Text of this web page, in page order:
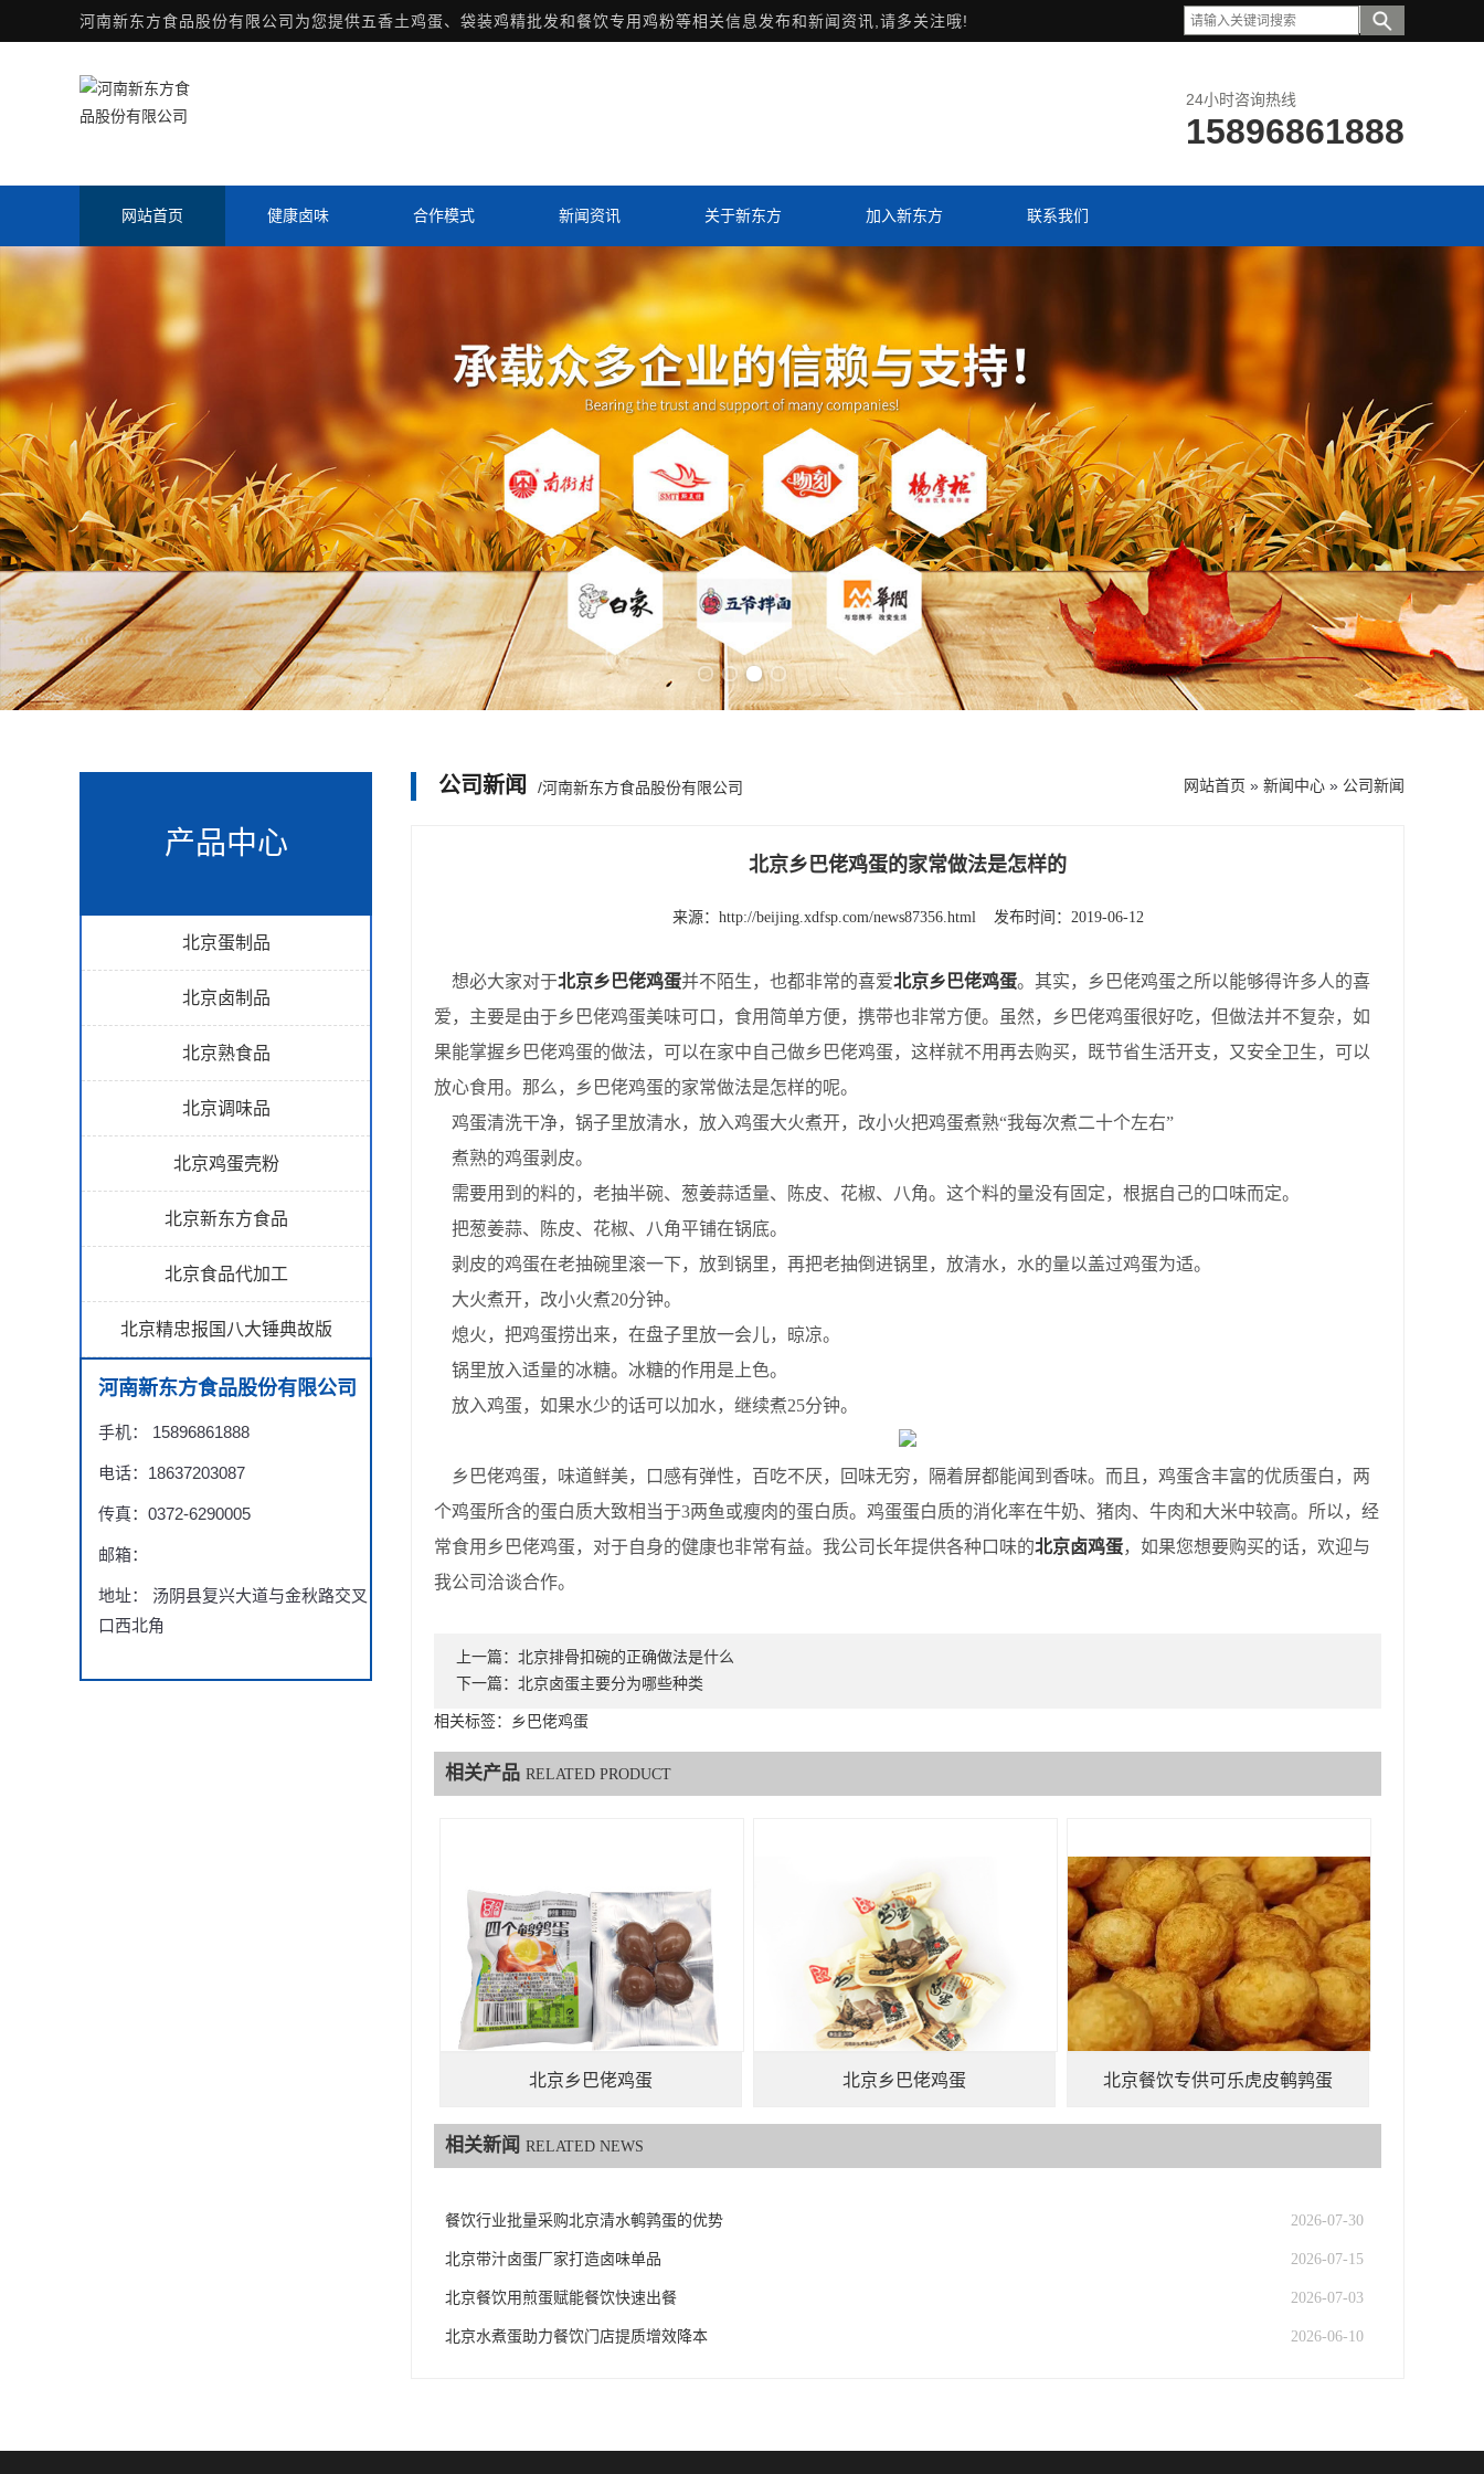
河南新东方食品股份有限公司为您提供五香土鸡蛋、袋装鸡精批发和餐饮专用鸡粉等相关信息发布和新闻资讯,请多关注哦!
24小时咨询热线
15896861888
网站首页 健康卤味 合作模式 新闻资讯 关于新东方 加入新东方 联系我们
产品中心
北京蛋制品
北京卤制品
北京熟食品
北京调味品
北京鸡蛋壳粉
北京新东方食品
北京食品代加工
北京精忠报国八大锤典故版
河南新东方食品股份有限公司
手机： 15896861888
电话：18637203087
传真：0372-6290005
邮箱：
地址： 汤阴县复兴大道与金秋路交叉
口西北角
公司新闻 /河南新东方食品股份有限公司 网站首页 » 新闻中心 » 公司新闻
北京乡巴佬鸡蛋的家常做法是怎样的
来源： http://beijing.xdfsp.com/news87356.html 发布时间：2019-06-12
想必大家对于北京乡巴佬鸡蛋并不陌生，也都非常的喜爱北京乡巴佬鸡蛋。其实，乡巴佬鸡蛋之所以能够得许多人的喜
爱，主要是由于乡巴佬鸡蛋美味可口，食用简单方便，携带也非常方便。虽然，乡巴佬鸡蛋很好吃，但做法并不复杂，如
果能掌握乡巴佬鸡蛋的做法，可以在家中自己做乡巴佬鸡蛋，这样就不用再去购买，既节省生活开支，又安全卫生，可以
放心食用。那么，乡巴佬鸡蛋的家常做法是怎样的呢。
鸡蛋清洗干净，锅子里放清水，放入鸡蛋大火煮开，改小火把鸡蛋煮熟“我每次煮二十个左右”
煮熟的鸡蛋剥皮。
需要用到的料的，老抽半碗、葱姜蒜适量、陈皮、花椒、八角。这个料的量没有固定，根据自己的口味而定。
把葱姜蒜、陈皮、花椒、八角平铺在锅底。
剥皮的鸡蛋在老抽碗里滚一下，放到锅里，再把老抽倒进锅里，放清水，水的量以盖过鸡蛋为适。
大火煮开，改小火煮20分钟。
熄火，把鸡蛋捞出来，在盘子里放一会儿，晾凉。
锅里放入适量的冰糖。冰糖的作用是上色。
放入鸡蛋，如果水少的话可以加水，继续煮25分钟。
乡巴佬鸡蛋，味道鲜美，口感有弹性，百吃不厌，回味无穷，隔着屏都能闻到香味。而且，鸡蛋含丰富的优质蛋白，两
个鸡蛋所含的蛋白质大致相当于3两鱼或瘦肉的蛋白质。鸡蛋蛋白质的消化率在牛奶、猪肉、牛肉和大米中较高。所以，经
常食用乡巴佬鸡蛋，对于自身的健康也非常有益。我公司长年提供各种口味的北京卤鸡蛋，如果您想要购买的话，欢迎与
我公司洽谈合作。
上一篇： 北京排骨扣碗的正确做法是什么
下一篇： 北京卤蛋主要分为哪些种类
相关标签：乡巴佬鸡蛋
相关产品 RELATED PRODUCT
北京乡巴佬鸡蛋 北京乡巴佬鸡蛋 北京餐饮专供可乐虎皮鹌鹑蛋
相关新闻 RELATED NEWS
餐饮行业批量采购北京清水鹌鹑蛋的优势 2026-07-30
北京带汁卤蛋厂家打造卤味单品 2026-07-15
北京餐饮用煎蛋赋能餐饮快速出餐 2026-07-03
北京水煮蛋助力餐饮门店提质增效降本 2026-06-10